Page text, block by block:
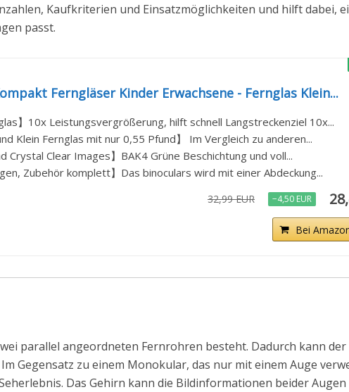
Kaufkriterien und Einsatzmöglichkeiten und hilft dabei,
passt.
Ferngläser Kinder Erwachsene - Fernglas Klein...
】10x Leistungsvergrößerung, hilft schnell Langstreckenziel 10x...
Klein Fernglas mit nur 0,55 Pfund】 Im Vergleich zu anderen...
Crystal Clear Images】BAK4 Grüne Beschichtung und voll...
Zubehör komplett】Das binoculars wird mit einer Abdeckung...
32,99 EUR −4,50 EUR
Bei
parallel angeordneten Fernrohren besteht. Dadurch kann
Gegensatz zu einem Monokular, das nur mit einem Auge
Das Gehirn kann die Bildinformationen beider Augen